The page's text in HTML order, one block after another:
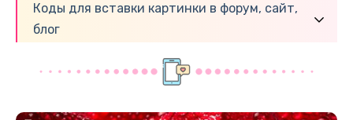
Коды для вставки картинки в форум, сайт,
блог